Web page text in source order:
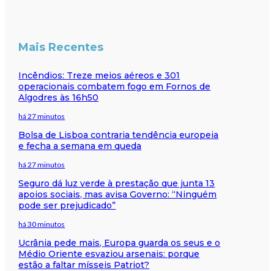
Mais Recentes
Incêndios: Treze meios aéreos e 301
operacionais combatem fogo em Fornos de
Algodres às 16h50
há 27 minutos
Bolsa de Lisboa contraria tendência europeia
e fecha a semana em queda
há 27 minutos
Seguro dá luz verde à prestação que junta 13
apoios sociais, mas avisa Governo: “Ninguém
pode ser prejudicado”
há 30 minutos
Ucrânia pede mais, Europa guarda os seus e o
Médio Oriente esvaziou arsenais: porque
estão a faltar mísseis Patriot?